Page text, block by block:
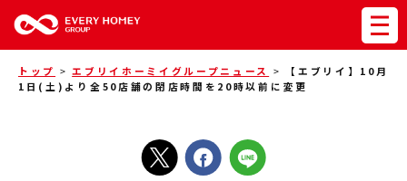
トップ >エブリイホーミイグループニュース >
【エブリイ】10月
1日(土)より全50店舗の閉店時間を20時以前に変更